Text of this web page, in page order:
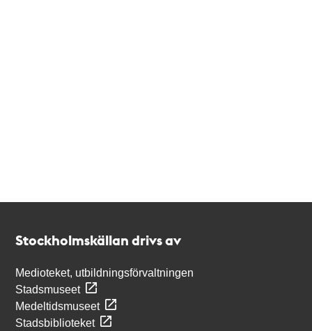
Stockholmskällan drivs av
Medioteket, utbildningsförvaltningen
Stadsmuseet
Medeltidsmuseet
Stadsbiblioteket